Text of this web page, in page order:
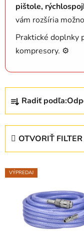
pištole,
vám rozšíria
Praktické doplnky
kompresory. ⚙️
R
d
e
Radiť podľa:
OTVORIŤ FILTER
V
ý
VÝPREDAJ